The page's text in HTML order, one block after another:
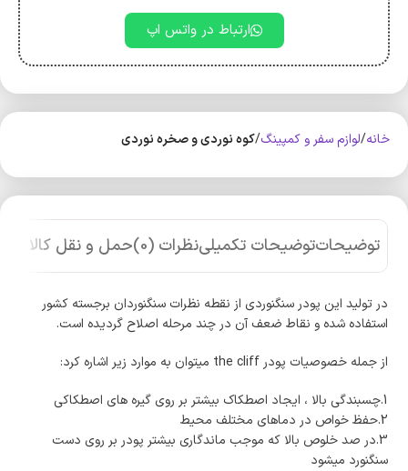
ارتباط در واتس اپ
خانه لوازم سفر و کمپینگ کوه‌ نوردی و صخره نوردی
توضیحاتتوضیحات تکمیلینظرات (0) حمل و نقل کالا
در تولید این پودر سنگنوردی از نقطه نظرات سنگنوردان برجسته کشور
استفاده شده و نقاط ضعف آن در چند مرحله اصلاح گردیده است.
از جمله خصوصیات پودر the cliff میتوان به موارد زیر اشاره کرد:
1.چسبندگی بالا ، ایجاد اصطکاک بیشتر بر روی گیره های اصطکاکی
2.حفظ خواص در دماهای مختلف محیط
3.در صد خلوص بالا که موجب ماندگاری بیشتر پودر بر روی دست
سنگنورد میشود